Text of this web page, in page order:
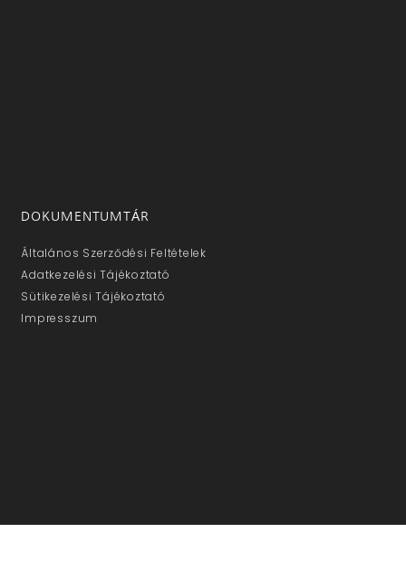
DOKUMENTUMTÁR
Általános Szerződési Feltételek
Adatkezelési Tájékoztató
Sütikezelési Tájékoztató
Impresszum